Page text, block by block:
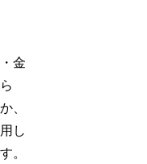
金
、
し
。